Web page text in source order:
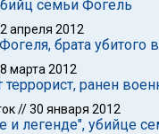
семьи Фогель
апреля 2012
брата убитого
марта 2012
ранен
//30 января 2012
легенде", убийце